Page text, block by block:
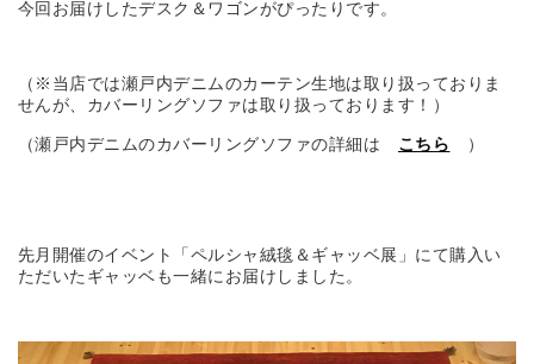
今回お届けしたデスク＆ワゴンがぴったりです。
（※当店では瀬戸内デニムのカーテン生地は取り扱っておりま
せんが、カバーリングソファは取り扱っております！）
（瀬戸内デニムのカバーリングソファの詳細は こちら ）
先月開催のイベント「ペルシャ絨毯＆ギャッベ展」にて購入い
ただいたギャッベも一緒にお届けしました。